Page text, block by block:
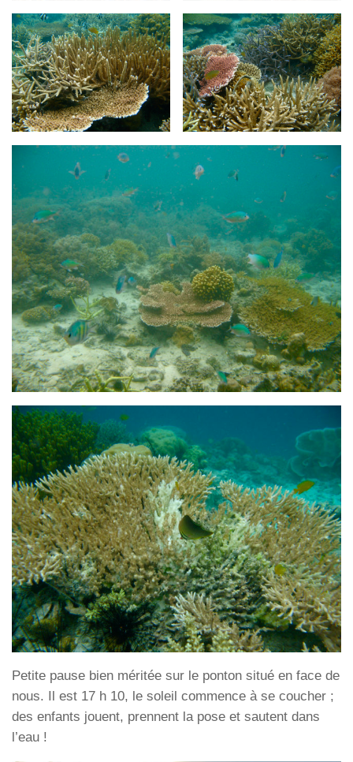
Petite pause bien méritée sur le ponton situé en face de
nous. Il est 17 h 10, le soleil commence à se coucher ;
des enfants jouent, prennent la pose et sautent dans
l’eau !